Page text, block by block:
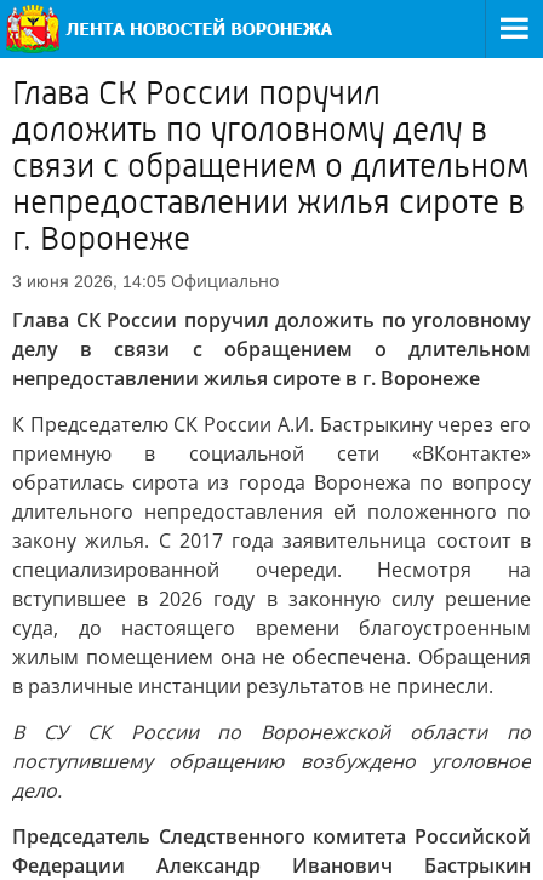
Глава СК России поручил
доложить по уголовному делу в
связи с обращением о длительном
непредоставлении жилья сироте в
г. Воронеже
3 июня 2026, 14:05 Официально
Глава СК России поручил доложить по уголовному
делу в связи с обращением о длительном
непредоставлении жилья сироте в г. Воронеже
К Председателю СК России А.И. Бастрыкину через его
приемную в социальной сети «ВКонтакте»
обратилась сирота из города Воронежа по вопросу
длительного непредоставления ей положенного по
закону жилья. С 2017 года заявительница состоит в
специализированной очереди. Несмотря на
вступившее в 2026 году в законную силу решение
суда, до настоящего времени благоустроенным
жилым помещением она не обеспечена. Обращения
в различные инстанции результатов не принесли.
В СУ СК России по Воронежской области по
поступившему обращению возбуждено уголовное
дело.
Председатель Следственного комитета Российской
Федерации Александр Иванович Бастрыкин